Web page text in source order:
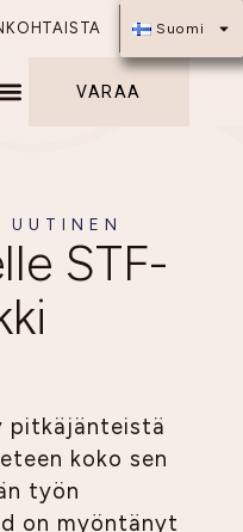
Suomi
VARAA
UUTINEN
STF-
pitkäjänteistä
koko sen
työn
on myöntänyt